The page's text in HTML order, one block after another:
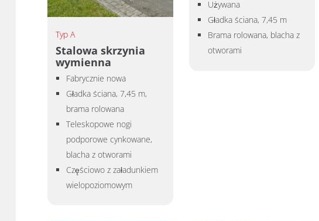
Typ A
Stalowa skrzynia
wymienna
Fabrycznie nowa
Gładka ściana, 7,45 m,
brama rolowana
Teleskopowe nogi
podporowe cynkowane,
blacha z otworami
Częściowo z załadunkiem
wielopoziomowym
Używana
Gładka ściana, 7,45 m
Brama rolowana, blacha z
otworami